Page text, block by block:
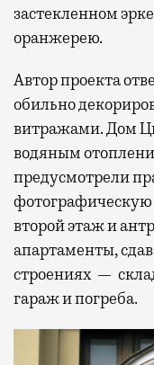
застекленном
оранжерею.
Автор проекта
обильно
витражами. Дом
водяным
предусмотрели
фотографическую
второй этаж и
апартаменты,
строениях —
гараж и погреба.